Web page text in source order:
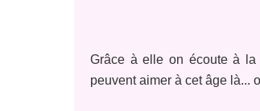
Grâce à elle on écoute à
peuvent aimer à cet âge là...